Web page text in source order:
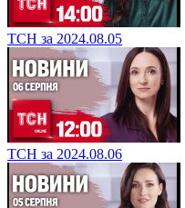
ТСН за 2024.08.05
ТСН за 2024.08.06